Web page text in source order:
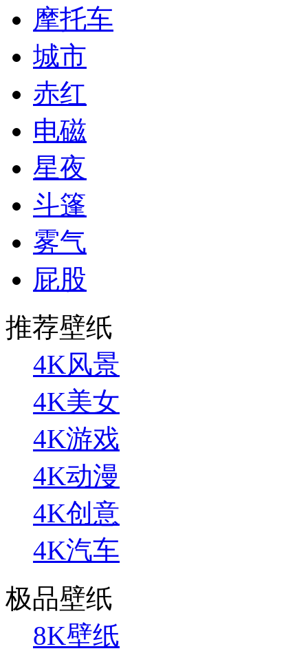
摩托车
城市
赤红
电磁
星夜
斗篷
雾气
屁股
推荐壁纸
4K风景
4K美女
4K游戏
4K动漫
4K创意
4K汽车
极品壁纸
8K壁纸